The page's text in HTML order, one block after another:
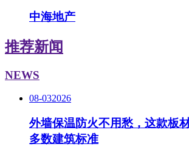
中海地产
推荐新闻
NEWS
08-032026
外墙保温防火不用愁，这款板
多数建筑标准